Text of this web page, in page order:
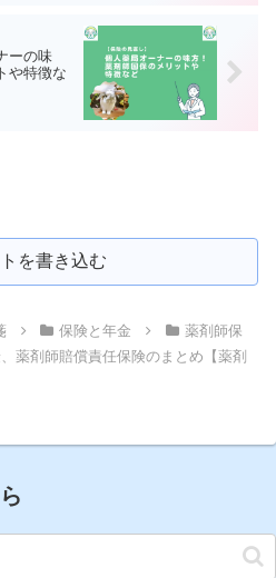
ーの味
や特徴な
を書き込む
保険と年金
薬剤師保
薬剤師賠償責任保険のまとめ【薬剤